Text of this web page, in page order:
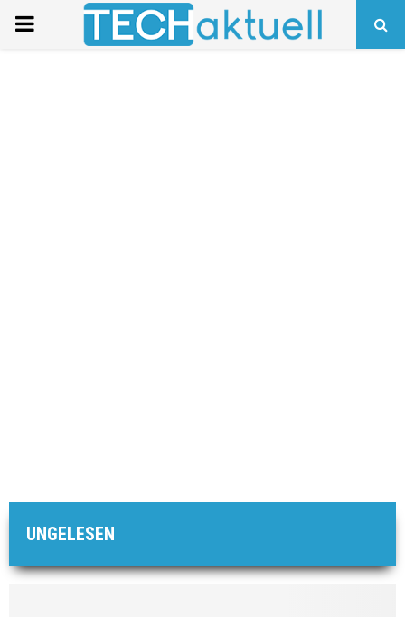
PRIMARY
UNGELESEN